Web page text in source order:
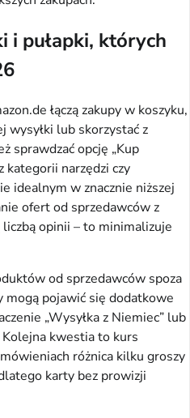
i pułapki, których
łączą zakupy w koszyku,
wysyłki lub skorzystać z
sprawdzać opcję „Kup
kategorii narzędzi czy
idealnym w znacznie niższej
ofert od sprzedawców z
opinii – to minimalizuje
od sprzedawców spoza
mogą pojawić się dodatkowe
„Wysyłka z Niemiec” lub
Kolejna kwestia to kurs
różnica kilku groszy
karty bez prowizji